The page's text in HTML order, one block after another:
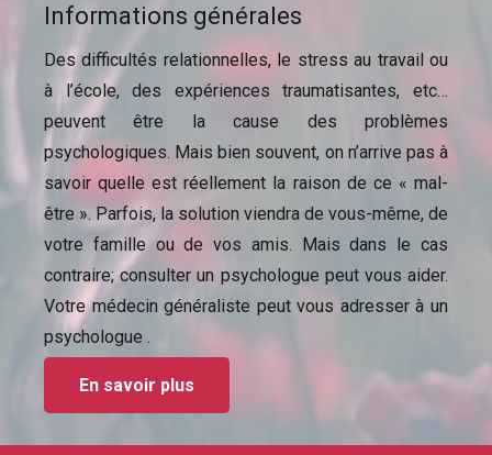
Informations générales
Des difficultés relationnelles, le stress au travail ou
à l’école, des expériences traumatisantes, etc…
peuvent être la cause des problèmes
psychologiques. Mais bien souvent, on n’arrive pas à
savoir quelle est réellement la raison de ce « mal-
être ». Parfois, la solution viendra de vous-même, de
votre famille ou de vos amis. Mais dans le cas
contraire; consulter un psychologue peut vous aider.
Votre médecin généraliste peut vous adresser à un
psychologue .
En savoir plus